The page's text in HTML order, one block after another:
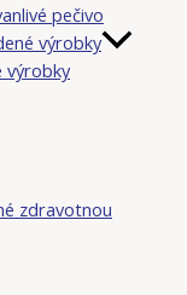
pečivo
výrobky
výrobky
zdravotnou